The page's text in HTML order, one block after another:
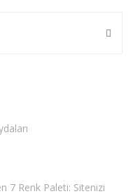
7 Renk Paleti: Sitenizi